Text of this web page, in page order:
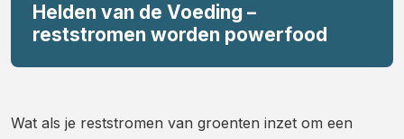
Helden van de Voeding –
reststromen worden powerfood
Wat als je reststromen van groenten inzet om een